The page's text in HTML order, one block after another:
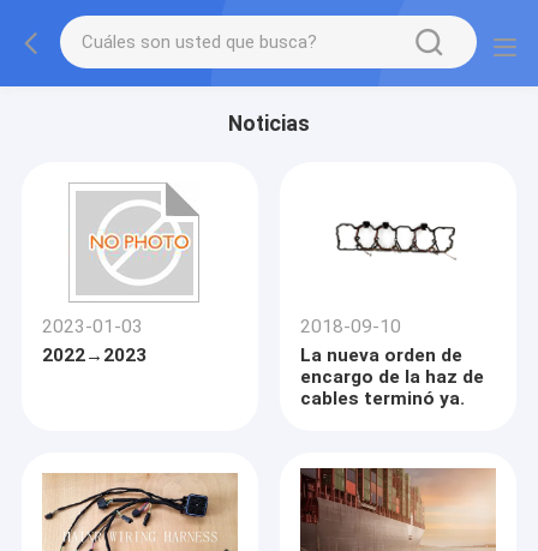
Noticias
2023-01-03
2022→2023
2018-09-10
La nueva orden de
encargo de la haz de
cables terminó ya.